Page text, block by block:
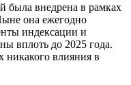
была внедрена в рамках
она ежегодно
индексации и
вплоть до 2025 года.
никакого влияния в